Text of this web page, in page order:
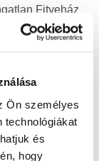
Ön személyes
technológiákat
és
hogy
Fityeház